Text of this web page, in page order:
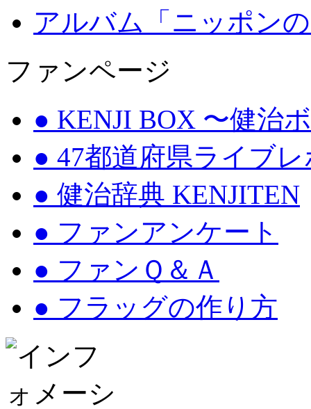
アルバム「ニッポン
ファンページ
● KENJI BOX 〜健治
● 47都道府県ライブ
● 健治辞典 KENJITEN
● ファンアンケート
● ファンＱ＆Ａ
● フラッグの作り方